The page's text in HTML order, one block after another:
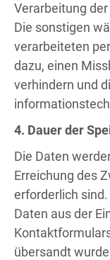
Verarbeitung der
Die sonstigen
verarbeiteten
dazu, einen
verhindern und
4. Dauer der
Die Daten
Erreichung des
erforderlich
Daten aus der
übersandt